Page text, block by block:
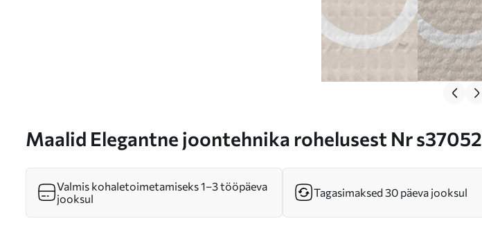
Maalid Elegantne joontehnika rohelusest Nr s37052
Valmis kohaletoimetamiseks 1–3 tööpäeva
jooksul
Tagasimaksed 30 päeva jooksul